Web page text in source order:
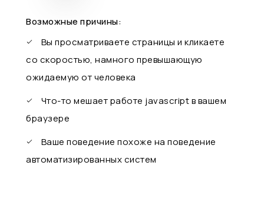
Возможные причины:
Вы просматриваете страницы и кликаете
со скоростью, намного превышающую
ожидаемую от человека
Что-то мешает работе javascript в вашем
браузере
Ваше поведение похоже на поведение
автоматизированных систем